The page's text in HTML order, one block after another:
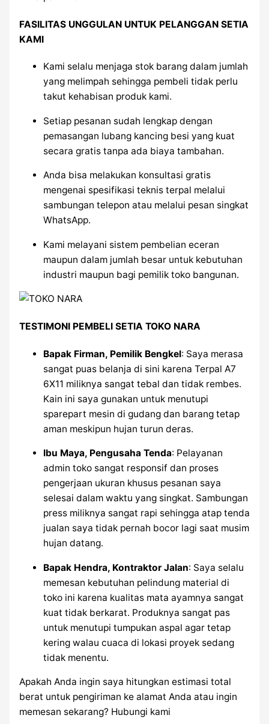
FASILITAS UNGGULAN UNTUK PELANGGAN SETIA
KAMI
Kami selalu menjaga stok barang dalam jumlah
yang melimpah sehingga pembeli tidak perlu
takut kehabisan produk kami.
Setiap pesanan sudah lengkap dengan
pemasangan lubang kancing besi yang kuat
secara gratis tanpa ada biaya tambahan.
Anda bisa melakukan konsultasi gratis
mengenai spesifikasi teknis terpal melalui
sambungan telepon atau melalui pesan singkat
WhatsApp.
Kami melayani sistem pembelian eceran
maupun dalam jumlah besar untuk kebutuhan
industri maupun bagi pemilik toko bangunan.
TESTIMONI PEMBELI SETIA TOKO NARA
Bapak Firman, Pemilik Bengkel: Saya merasa
sangat puas belanja di sini karena Terpal A7
6X11 miliknya sangat tebal dan tidak rembes.
Kain ini saya gunakan untuk menutupi
sparepart mesin di gudang dan barang tetap
aman meskipun hujan turun deras.
Ibu Maya, Pengusaha Tenda: Pelayanan
admin toko sangat responsif dan proses
pengerjaan ukuran khusus pesanan saya
selesai dalam waktu yang singkat. Sambungan
press miliknya sangat rapi sehingga atap tenda
jualan saya tidak pernah bocor lagi saat musim
hujan datang.
Bapak Hendra, Kontraktor Jalan: Saya selalu
memesan kebutuhan pelindung material di
toko ini karena kualitas mata ayamnya sangat
kuat tidak berkarat. Produknya sangat pas
untuk menutupi tumpukan aspal agar tetap
kering walau cuaca di lokasi proyek sedang
tidak menentu.
Apakah Anda ingin saya hitungkan estimasi total
berat untuk pengiriman ke alamat Anda atau ingin
memesan sekarang? Hubungi kami